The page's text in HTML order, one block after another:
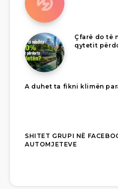
Çfarë do të
qytetit
A duhet ta fikni klimën
SHITET GRUPI NË
AUTOMJETEVE